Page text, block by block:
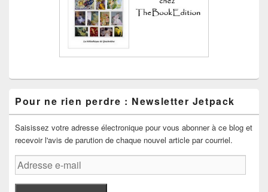
Pour ne rien perdre : Newsletter Jetpack
Saisissez votre adresse électronique pour vous abonner à ce blog et
recevoir l'avis de parution de chaque nouvel article par courriel.
Adresse
e-
mail